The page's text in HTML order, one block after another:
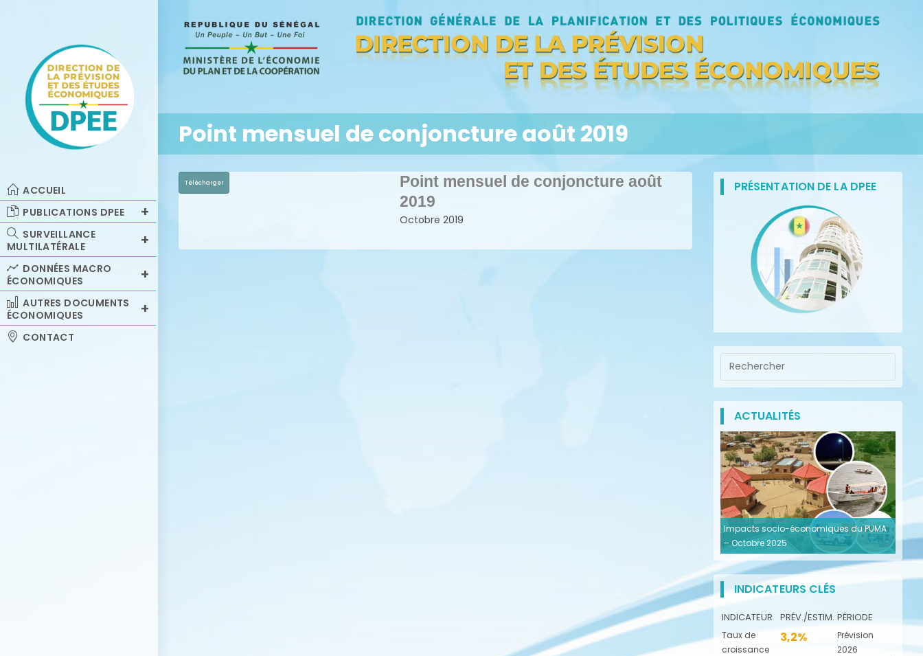
ACCUEIL
PUBLICATIONS DPEE
SURVEILLANCE
MULTILATÉRALE
DONNÉES MACRO
ÉCONOMIQUES
AUTRES DOCUMENTS
ÉCONOMIQUES
CONTACT
Point mensuel de conjoncture août 2019
Télécharger
Point mensuel de conjoncture août
2019
Octobre 2019
PRÉSENTATION DE LA DPEE
ACTUALITÉS
Impacts socio-économiques du PUMA
– Octobre 2025
INDICATEURS CLÉS
INDICATEUR PRÉV./ESTIM. PÉRIODE
Taux de
croissance
3,2%
Prévision
2026